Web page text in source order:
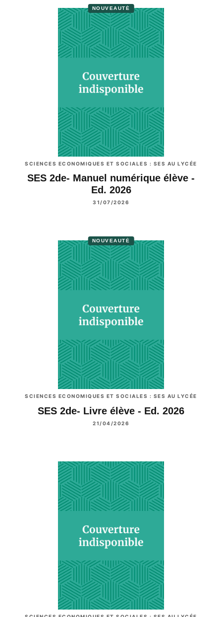
NOUVEAUTÉ
SCIENCES ECONOMIQUES ET SOCIALES : SES AU LYCÉE
SES 2de- Manuel numérique élève -
Ed. 2026
31/07/2026
NOUVEAUTÉ
SCIENCES ECONOMIQUES ET SOCIALES : SES AU LYCÉE
SES 2de- Livre élève - Ed. 2026
21/04/2026